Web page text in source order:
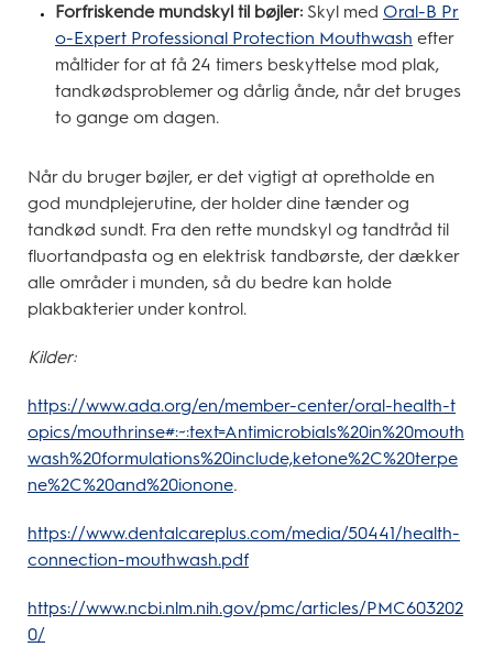
Forfriskende mundskyl til bøjler: Skyl med Oral-B Pr
o-Expert Professional Protection Mouthwash efter
måltider for at få 24 timers beskyttelse mod plak,
tandkødsproblemer og dårlig ånde, når det bruges
to gange om dagen.
Når du bruger bøjler, er det vigtigt at opretholde en
god mundplejerutine, der holder dine tænder og
tandkød sundt. Fra den rette mundskyl og tandtråd til
fluortandpasta og en elektrisk tandbørste, der dækker
alle områder i munden, så du bedre kan holde
plakbakterier under kontrol.
Kilder:
https://www.ada.org/en/member-center/oral-health-t
opics/mouthrinse#:~:text=Antimicrobials%20in%20mouth
wash%20formulations%20include,ketone%2C%20terpe
ne%2C%20and%20ionone.
https://www.dentalcareplus.com/media/50441/health-
connection-mouthwash.pdf
https://www.ncbi.nlm.nih.gov/pmc/articles/PMC603202
0/